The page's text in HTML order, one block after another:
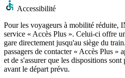
Accessibilité
Pour les voyageurs à mobilité réduite,
service « Accès Plus ». Celui-ci offre
gare directement jusqu'au siège du
passagers de contacter « Accès Plus »
et de s'assurer que les dispositions
avant le départ prévu.